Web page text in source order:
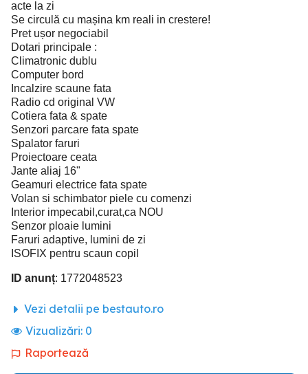
acte la zi
Se circulă cu mașina km reali in crestere!
Pret ușor negociabil
Dotari principale :
Climatronic dublu
Computer bord
Incalzire scaune fata
Radio cd original VW
Cotiera fata & spate
Senzori parcare fata spate
Spalator faruri
Proiectoare ceata
Jante aliaj 16"
Geamuri electrice fata spate
Volan si schimbator piele cu comenzi
Interior impecabil,curat,ca NOU
Senzor ploaie lumini
Faruri adaptive, lumini de zi
ISOFIX pentru scaun copil
ID anunț: 1772048523
Vezi detalii pe bestauto.ro
Vizualizări: 0
Raportează